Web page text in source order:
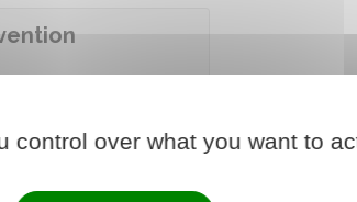
control over what you want to